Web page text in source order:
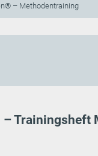
– Methodentraining
Trainingsheft